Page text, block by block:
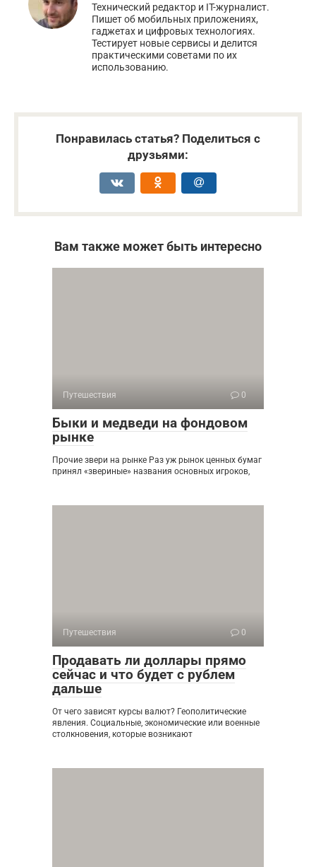
Технический редактор и IT-журналист.
Пишет об мобильных приложениях,
гаджетах и цифровых технологиях.
Тестирует новые сервисы и делится
практическими советами по их
использованию.
Понравилась статья? Поделиться с
друзьями:
Вам также может быть интересно
Путешествия 0
Быки и медведи на фондовом
рынке
Прочие звери на рынке Раз уж рынок ценных бумаг
принял «звериные» названия основных игроков,
Путешествия 0
Продавать ли доллары прямо
сейчас и что будет с рублем
дальше
От чего зависят курсы валют? Геополитические
явления. Социальные, экономические или военные
столкновения, которые возникают